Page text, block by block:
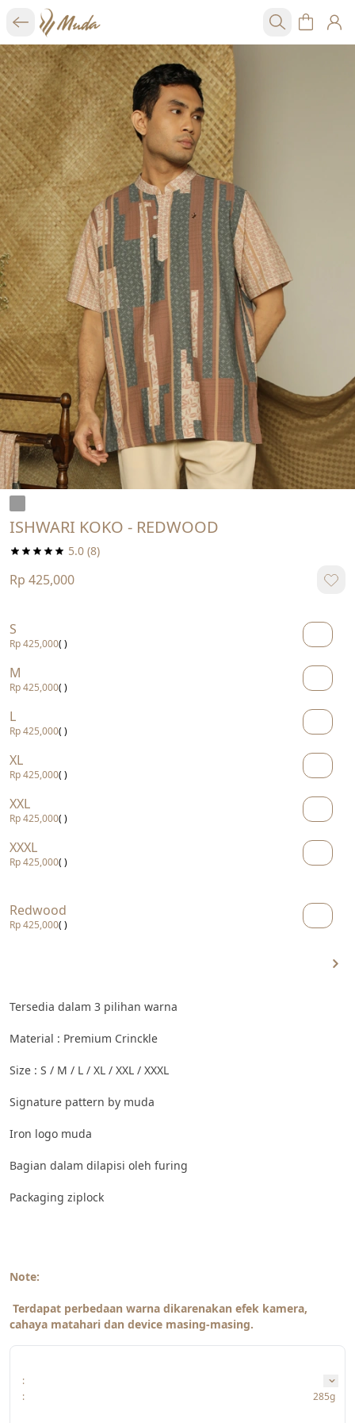
ISHWARI KOKO - REDWOOD
5.0 (8)
Rp 425,000
S
Rp 425,000( )
M
Rp 425,000( )
L
Rp 425,000( )
XL
Rp 425,000( )
XXL
Rp 425,000( )
XXXL
Rp 425,000( )
Redwood
Rp 425,000( )
Tersedia dalam 3 pilihan warna
Material : Premium Crinckle
Size : S / M / L / XL / XXL / XXXL
Signature pattern by muda
Iron logo muda
Bagian dalam dilapisi oleh furing
Packaging ziplock
Note:
Terdapat perbedaan warna dikarenakan efek kamera,
cahaya matahari dan device masing-masing.
:
:
285g